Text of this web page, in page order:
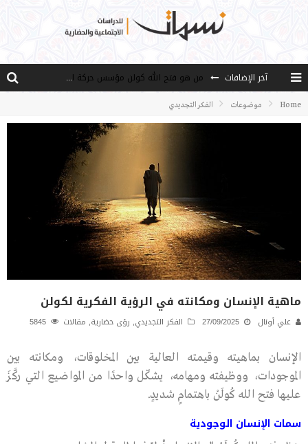
آخر الإضافات
من هو فتح الله كولن مؤسس حركة الخدمة؟
الأستاذ عالما عارفا حكيما
مصادر العلم وسببه
النـزعة التجديدية عند الأستاذ فتح الله كولن
Home موضوعات الفكر التجديدي
ماهية الإنسان ومكانته في الرؤية الفكرية لكولن
علي أونال 27/09/2025 الفكر التجديدي, رؤى حضارية, مقالات
الإنسان بماهيته وقيمته العالية بين المخلوقات، ومكانته بين
الموجودات، ووظيفته ومهامه، يشكّل واحدًا من المواضيع التي ركَّزَ
عليها فتح الله كُولَنْ باهتمامٍ شديدٍ.
سمات الإنسان الوجودية